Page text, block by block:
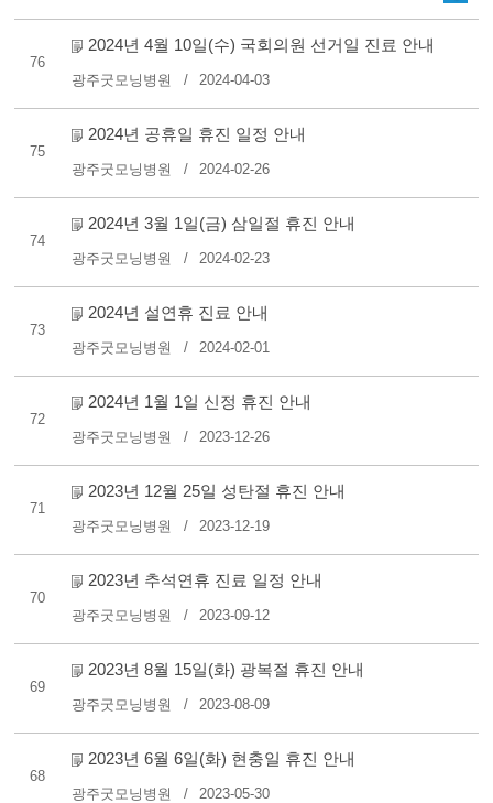
76
2024년 4월 10일(수) 국회의원 선거일 진료 안내
광주굿모닝병원 2024-04-03
75
2024년 공휴일 휴진 일정 안내
광주굿모닝병원 2024-02-26
74
2024년 3월 1일(금) 삼일절 휴진 안내
광주굿모닝병원 2024-02-23
73
2024년 설연휴 진료 안내
광주굿모닝병원 2024-02-01
72
2024년 1월 1일 신정 휴진 안내
광주굿모닝병원 2023-12-26
71
2023년 12월 25일 성탄절 휴진 안내
광주굿모닝병원 2023-12-19
70
2023년 추석연휴 진료 일정 안내
광주굿모닝병원 2023-09-12
69
2023년 8월 15일(화) 광복절 휴진 안내
광주굿모닝병원 2023-08-09
68
2023년 6월 6일(화) 현충일 휴진 안내
광주굿모닝병원 2023-05-30